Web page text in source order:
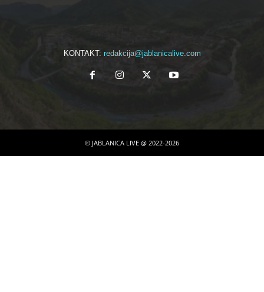
KONTAKT: redakcija@jablanicalive.com
© JABLANICA LIVE @ 2022-2026